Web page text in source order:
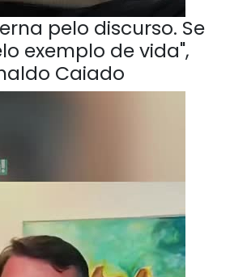
pelo discurso. Se
exemplo de vida",
Caiado